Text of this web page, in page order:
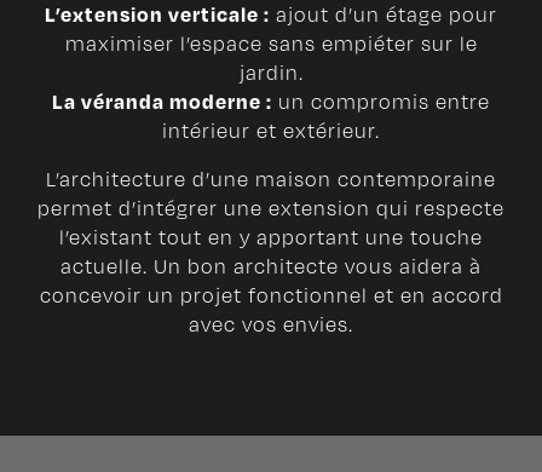
L’extension verticale : ajout d’un étage pour
maximiser l’espace sans empiéter sur le
jardin.
La véranda moderne : un compromis entre
intérieur et extérieur.
L’architecture d’une maison contemporaine
permet d’intégrer une extension qui respecte
l’existant tout en y apportant une touche
actuelle. Un bon architecte vous aidera à
concevoir un projet fonctionnel et en accord
avec vos envies.